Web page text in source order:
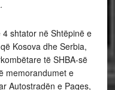
shtator në Shtëpinë e
Kosova dhe Serbia,
të SHBA-së
memorandumet e
Autostradën e Paqes,